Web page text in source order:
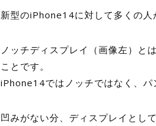
新型のiPhone14に対して多くの人
ノッチディスプレイ（画像左）と
ことです。
iPhone14ではノッチではなく、パ
凹みがない分、ディスプレイとし